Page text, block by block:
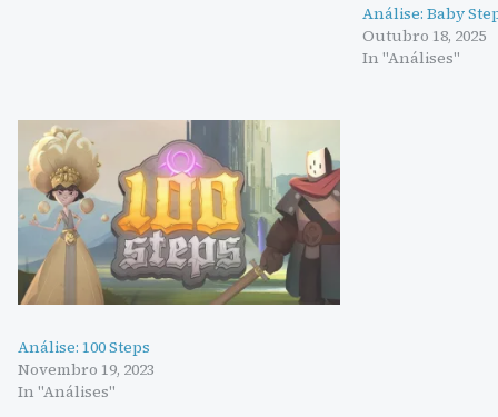
Análise: Baby
Outubro 18, 2025
In "Análises"
Análise: 100 Steps
Novembro 19, 2023
In "Análises"